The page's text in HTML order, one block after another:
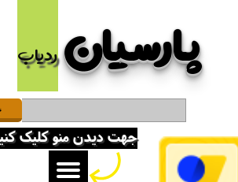
پارسیان​​​​​​​ردیاب
حساب کاربری من
تغییر گذر واژه
سفارشات
خروج از حساب کاربریجهت دیدن منو کلیک